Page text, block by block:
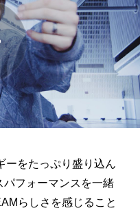
ーをたっぷり盛り込ん
パフォーマンスを一緒
らしさを感じること